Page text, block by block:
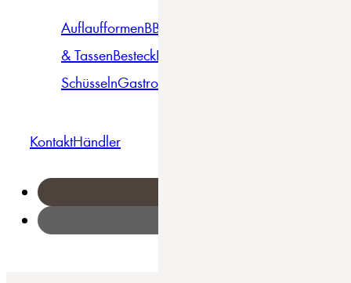
AuflaufformenBBQ
& TassenBesteckBowls &
SchüsselnGastro
KontaktHändler